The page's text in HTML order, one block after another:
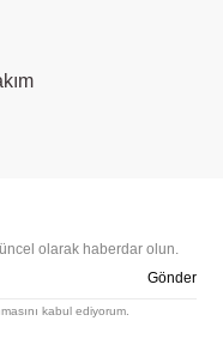
olarak haberdar olun.
Gönder
kabul ediyorum.